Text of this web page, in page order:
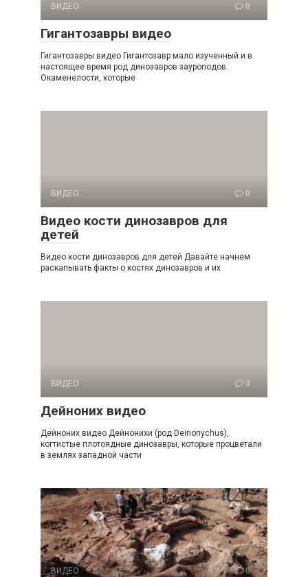
ВИДЕО 0
Гигантозавры видео
Гигантозавры видео Гигантозавр мало изученный и в
настоящее время род динозавров зауроподов.
Окаменелости, которые
ВИДЕО 0
Видео кости динозавров для
детей
Видео кости динозавров для детей Давайте начнем
раскапывать факты о костях динозавров и их
ВИДЕО 0
Дейноних видео
Дейноних видео Дейнонихи (род Deinonychus),
когтистые плотоядные динозавры, которые процветали
в землях западной части
ВИДЕО 0